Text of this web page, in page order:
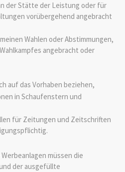
der Stätte der Leistung oder für
vorübergehend angebracht
Wahlen oder Abstimmungen,
angebracht oder
auf das Vorhaben beziehen,
in Schaufenstern und
für Zeitungen und Zeitschriften
müssen die
der ausgefüllte